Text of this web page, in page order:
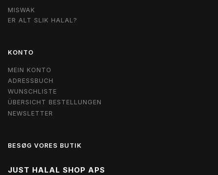
MISWAK
ER ALT SLIK HALAL?
KONTO
MEIN KONTO
ADRESSBUCH
WUNSCHLISTE
ÜBERSICHT BESTELLUNGEN
NEWSLETTER
BESØG VORES BUTIK
JUST HALAL SHOP APS